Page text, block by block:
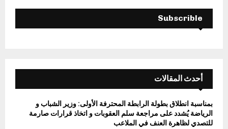
H
Subscrible
أحدث المقالات
بمناسبة انطلاق بطولة الرابطة المحترفة الأولى: وزير الشباب و
الرياضة يُشدد على مراجعة سلم العقوبات و اتخاذ قرارات صارمة
للتصدي لظاهرة العنف في الملاعب